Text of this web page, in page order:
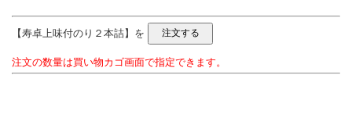
【寿卓上味付のり２本詰】を
注文の数量は買い物カゴ画面で指定できます。